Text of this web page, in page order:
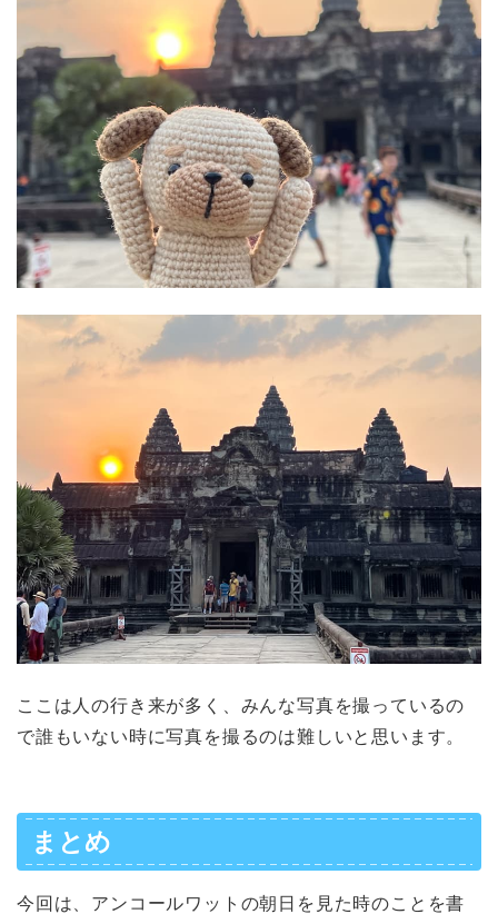
ここは人の行き来が多く、みんな写真を撮っているの
で誰もいない時に写真を撮るのは難しいと思います。
まとめ
今回は、アンコールワットの朝日を見た時のことを書